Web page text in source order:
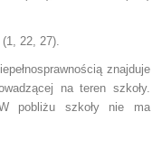
22, 27).
znajduje
na teren szkoły.
pobliżu szkoły nie ma